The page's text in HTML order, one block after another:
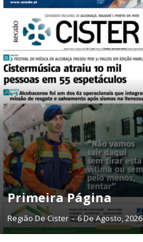
Primeira Página
Região De Cister - 6 De Agosto, 2026